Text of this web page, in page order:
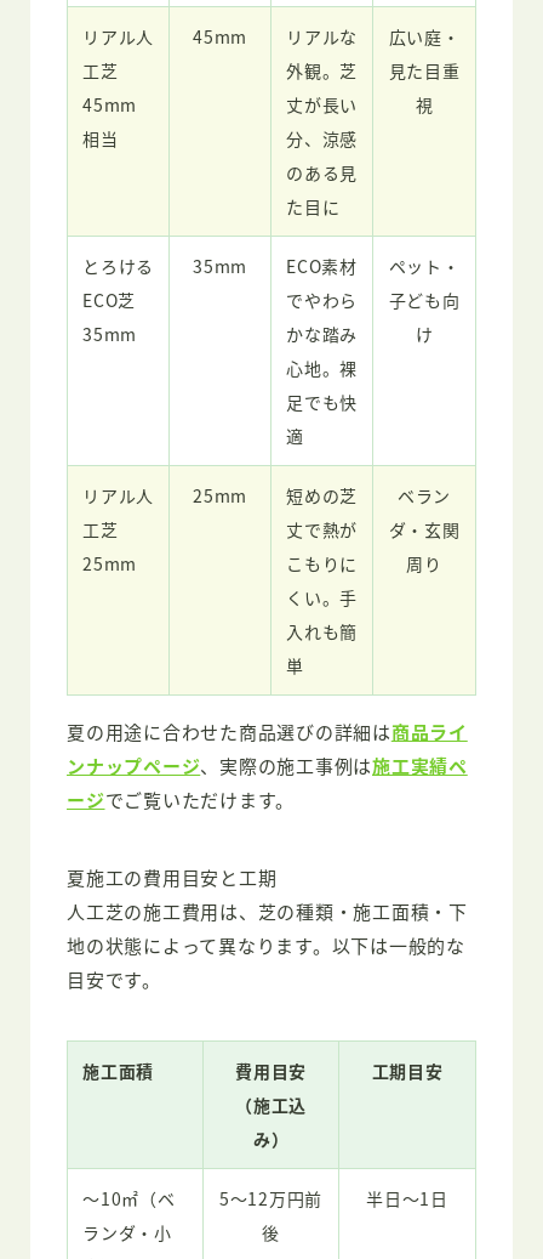
リアル人
工芝
45mm
相当
45mm
リアルな
外観。芝
丈が長い
分、涼感
のある見
た目に
広い庭・
見た目重
視
とろける
ECO芝
35mm
35mm
ECO素材
でやわら
かな踏み
心地。裸
足でも快
適
ペット・
子ども向
け
リアル人
工芝
25mm
25mm
短めの芝
丈で熱が
こもりに
くい。手
入れも簡
単
ベラン
ダ・玄関
周り
夏の用途に合わせた商品選びの詳細は商品ライ
ンナップページ、実際の施工事例は施工実績ペ
ージでご覧いただけます。
夏施工の費用目安と工期
人工芝の施工費用は、芝の種類・施工面積・下
地の状態によって異なります。以下は一般的な
目安です。
施工面積
費用目安
（施工込
み）
工期目安
〜10㎡（ベ
ランダ・小
5〜12万円前
後
半日〜1日